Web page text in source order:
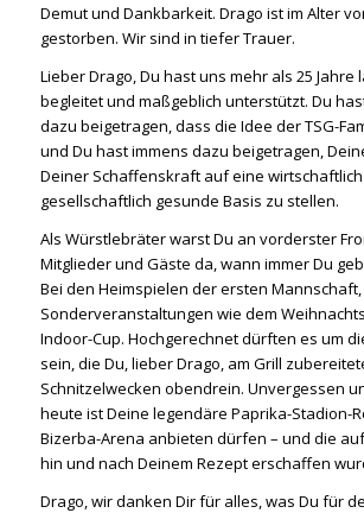
Demut und Dankbarkeit. Drago ist im Alter
gestorben. Wir sind in tiefer Trauer.
Lieber Drago, Du hast uns mehr als 25 Jahre
begleitet und maßgeblich unterstützt. Du
dazu beigetragen, dass die Idee der TSG-
und Du hast immens dazu beigetragen,
Deiner Schaffenskraft auf eine
gesellschaftlich gesunde Basis zu stellen.
Als Würstlebräter warst Du an vorderster
Mitglieder und Gäste da, wann immer Du
Bei den Heimspielen der ersten
Sonderveranstaltungen wie dem
Indoor-Cup. Hochgerechnet dürften es um
sein, die Du, lieber Drago, am Grill
Schnitzelwecken obendrein. Unvergessen
heute ist Deine legendäre Paprika-Stadion-
Bizerba-Arena anbieten dürfen – und die
hin und nach Deinem Rezept erschaffen
Drago, wir danken Dir für alles, was Du für